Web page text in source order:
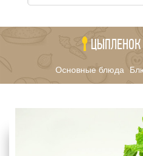
Основные блюда/